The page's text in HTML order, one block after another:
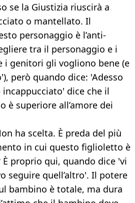
se la Giustizia riuscirà a
o mantellato. Il
personaggio è l’anti-
tra il personaggio e i
i genitori gli vogliono bene (e
però quando dice: 'Adesso
incappucciato' dice che il
è superiore all’amore dei
ha scelta. È preda del più
in cui questo figlioletto è
proprio qui, quando dice 'vi
seguire quell’altro'. Il potere
bambino è totale, ma dura